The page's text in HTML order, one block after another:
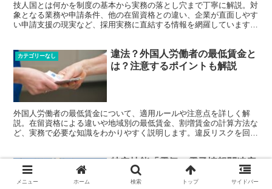
技人国とは何かを制度の基本から実務の落とし穴まで丁寧に解説。対
象となる業務や申請条件、他の在留資格との違い、企業が直面しやす
い申請支援の現実など、採用実務に直結する情報を網羅しています。
カテゴリーなし
違法？外国人労働者の最低賃金と
は？注意するポイントも解説
外国人労働者の最低賃金について、適用ルールや注意点を詳しく解
説。在留資格による違いや地域別の最低賃金、割増賃金の計算方法な
ど、実務で必要な知識をわかりやすく説明します。違反リスクを回避
特定技能「電気・電子情報関連産
業」まとめ：外国人雇用の注意点
も解説
メニュー ホーム 検索 トップ サイドバー